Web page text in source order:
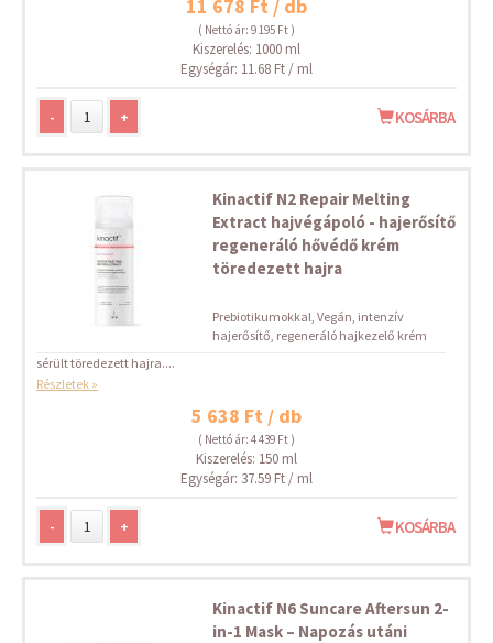
11 678 Ft / db
( Nettó ár: 9 195 Ft )
Kiszerelés: 1000 ml
Egységár: 11.68 Ft / ml
- + KOSÁRBA
Kinactif N2 Repair Melting
Extract hajvégápoló - hajerősítő
regeneráló hővédő krém
töredezett hajra
Prebiotikumokkal, Vegán, intenzív
hajerősítő, regeneráló hajkezelő krém
sérült töredezett hajra....
Részletek »
5 638 Ft / db
( Nettó ár: 4 439 Ft )
Kiszerelés: 150 ml
Egységár: 37.59 Ft / ml
- + KOSÁRBA
Kinactif N6 Suncare Aftersun 2-
in-1 Mask – Napozás utáni